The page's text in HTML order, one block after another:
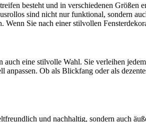
besteht und in verschiedenen
sind nicht nur funktional, sondern
Sie nach einer stilvollen
eine stilvolle Wahl. Sie verleihen
Ob als Blickfang oder als
und nachhaltig, sondern auch